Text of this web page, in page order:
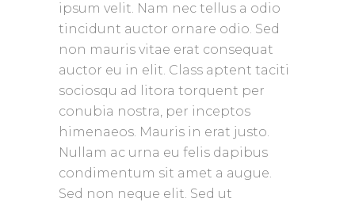
ipsum velit. Nam nec tellus a odio
tincidunt auctor ornare odio. Sed
non mauris vitae erat consequat
auctor eu in elit. Class aptent taciti
sociosqu ad litora torquent per
conubia nostra, per inceptos
himenaeos. Mauris in erat justo.
Nullam ac urna eu felis dapibus
condimentum sit amet a augue.
Sed non neque elit. Sed ut